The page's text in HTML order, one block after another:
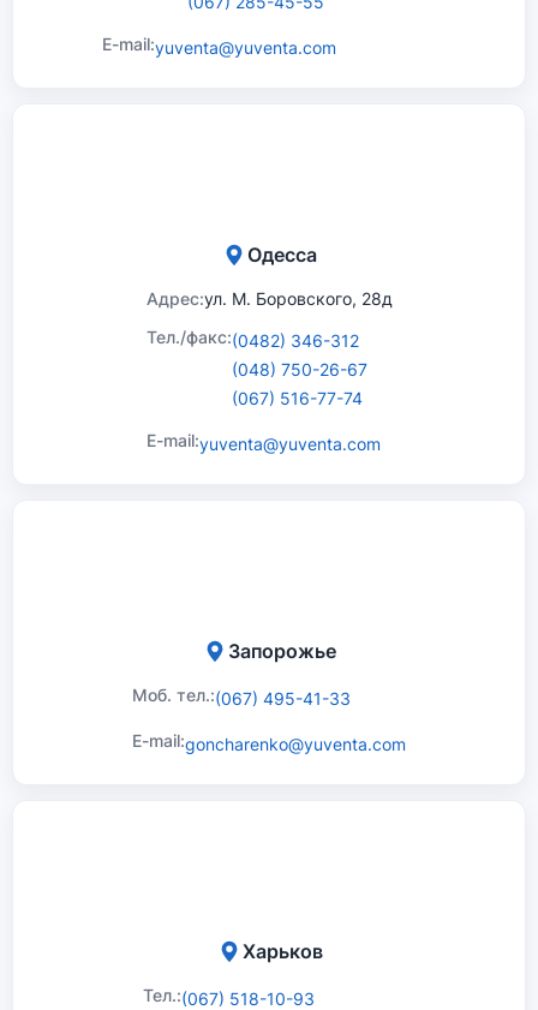
E-mail:yuventa@yuventa.com
Одесса
Адрес:ул. М. Боровского, 28д
Тел./факс:(0482) 346-312
(048) 750-26-67
(067) 516-77-74
E-mail:yuventa@yuventa.com
Запорожье
Моб. тел.:(067) 495-41-33
E-mail:goncharenko@yuventa.com
Харьков
Тел.:(067) 518-10-93